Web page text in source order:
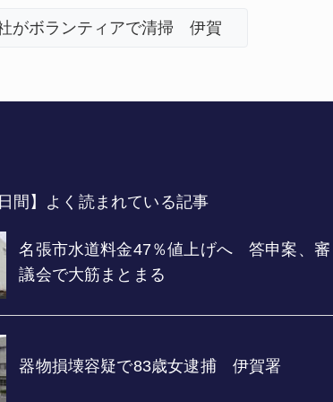
へ 能登以来3回目の派遣
間】よく読まれている記事